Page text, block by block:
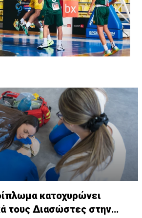
κατοχυρώνει
τους Διασώστες στην